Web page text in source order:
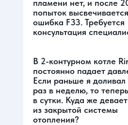
пламени нет, и после
попыток высвечивается
ошибка F33. Требуется
консультация
В 2-контурном котле
постоянно падает
Если раньше я доливал
раз в неделю, то
в сутки. Куда же
из закрытой системы
отопления?